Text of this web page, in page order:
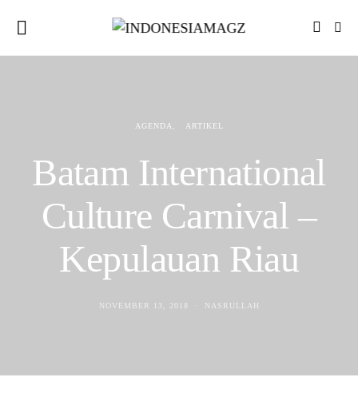
AGENDA ARTIKEL
Batam International
Culture Carnival –
Kepulauan Riau
NOVEMBER 13, 2018 NASRULLAH